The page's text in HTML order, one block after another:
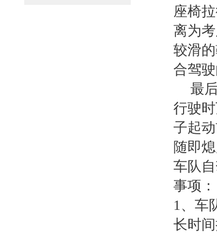
座椅
离为
较滑
合驾
最后
行驶
子起
随即
车队
事项：
1、车
长时